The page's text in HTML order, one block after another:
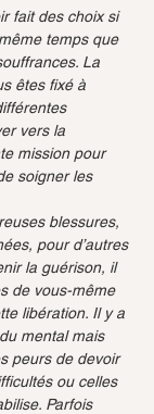
fait des choix si
temps que
La
êtes fixé à
vers la
mission pour
soigner les
blessures,
pour d’autres
la guérison, il
de vous-même
libération. Il y a
mental mais
peurs de devoir
ou celles
Parfois